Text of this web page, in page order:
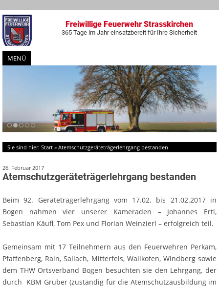
Freiwillige Feuerwehr Strasskirchen
365 Tage im Jahr einsatzbereit für Ihre Sicherheit
MENÜ
Zum
Inhalt
springen
Sie sind hier: Start » Atemschutzgeräteträgerlehrgang bestanden
26. Februar 2017
Atemschutzgeräteträgerlehrgang bestanden
Beim 92. Geräteträgerlehrgang vom 17.02. bis 21.02.2017 in
Bogen nahmen vier unserer Kameraden – Johannes Ertl,
Sebastian Käufl, Tom Pex und Florian Weinzierl – erfolgreich teil.
Gemeinsam mit 17 Teilnehmern aus den Feuerwehren Perkam,
Pfaffenberg, Rain, Sallach, Mitterfels, Wallkofen, Windberg sowie
dem THW Ortsverband Bogen besuchten sie den Lehrgang, der
durch KBM Gruber (zuständig für die Atemschutzausbildung im